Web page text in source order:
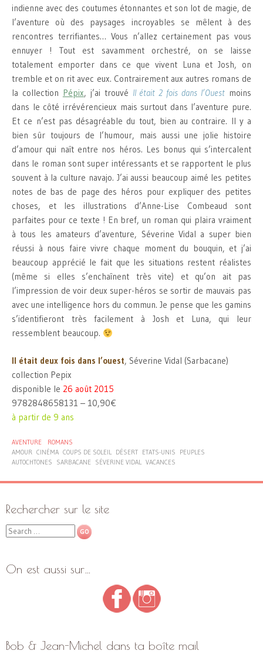
indienne avec des coutumes étonnantes et son lot de magie, de
l’aventure où des paysages incroyables se mêlent à des
rencontres terrifiantes… Vous n’allez certainement pas vous
ennuyer ! Tout est savamment orchestré, on se laisse
totalement emporter dans ce que vivent Luna et Josh, on
tremble et on rit avec eux. Contrairement aux autres romans de
la collection Pépix, j’ai trouvé Il était 2 fois dans l’Ouest moins
dans le côté irrévérencieux mais surtout dans l’aventure pure.
Et ce n’est pas désagréable du tout, bien au contraire. Il y a
bien sûr toujours de l’humour, mais aussi une jolie histoire
d’amour qui naît entre nos héros. Les bonus qui s’intercalent
dans le roman sont super intéressants et se rapportent le plus
souvent à la culture navajo. J’ai aussi beaucoup aimé les petites
notes de bas de page des héros pour expliquer des petites
choses, et les illustrations d’Anne-Lise Combeaud sont
parfaites pour ce texte ! En bref, un roman qui plaira vraiment
à tous les amateurs d’aventure, Séverine Vidal a super bien
réussi à nous faire vivre chaque moment du bouquin, et j’ai
beaucoup apprécié le fait que les situations restent réalistes
(même si elles s’enchaînent très vite) et qu’on ait pas
l’impression de voir deux super-héros se sortir de mauvais pas
avec une intelligence hors du commun. Je pense que les gamins
s’identifieront très facilement à Josh et Luna, qui leur
ressemblent beaucoup.
Il était deux fois dans l’ouest, Séverine Vidal (Sarbacane)
collection Pepix
disponible le 26 août 2015
9782848658131 – 10,90€
à partir de 9 ans
AVENTURE
ROMANS
AMOUR CINÉMA COUPS DE SOLEIL DÉSERT ETATS-UNIS
PEUPLES
AUTOCHTONES
SARBACANE SÉVERINE VIDAL VACANCES
Rechercher sur le site
Search
On est aussi sur…
Bob & Jean-Michel dans ta boîte mail